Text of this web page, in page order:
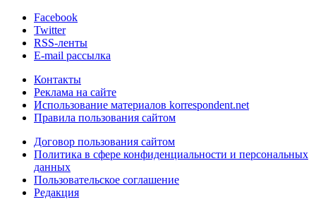
Facebook
Twitter
RSS-ленты
E-mail рассылка
Контакты
Реклама на сайте
Использование материалов korrespondent.net
Правила пользования сайтом
Договор пользования сайтом
Политика в сфере конфиденциальности и персональных
данных
Пользовательское соглашение
Редакция